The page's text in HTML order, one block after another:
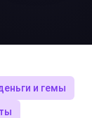
и гемы